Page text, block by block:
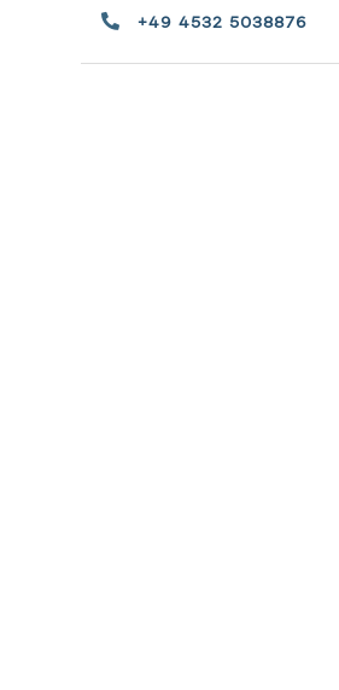
 +49 4532 5038876